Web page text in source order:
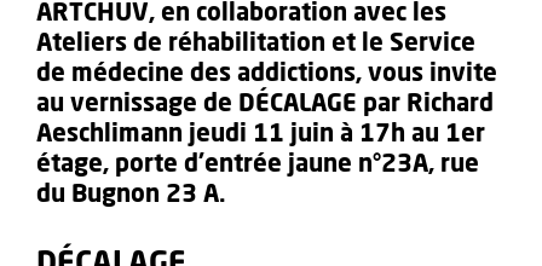
ARTCHUV, en collaboration avec les
Ateliers de réhabilitation et le Service
de médecine des addictions, vous invite
au vernissage de DÉCALAGE par Richard
Aeschlimann jeudi 11 juin à 17h au 1er
étage, porte d’entrée jaune n°23A, rue
du Bugnon 23 A.